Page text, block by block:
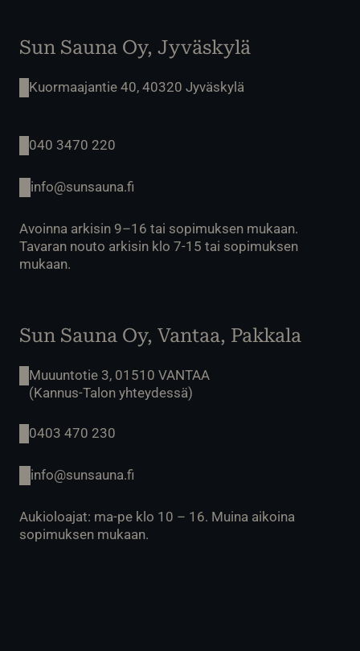
Sun Sauna Oy, Jyväskylä
Kuormaajantie 40, 40320 Jyväskylä
040 3470 220
info@sunsauna.fi
Avoinna arkisin 9–16 tai sopimuksen mukaan.
Tavaran nouto arkisin klo 7-15 tai sopimuksen
mukaan.
Sun Sauna Oy, Vantaa, Pakkala
Muuuntotie 3, 01510 VANTAA
(Kannus-Talon yhteydessä)
0403 470 230
info@sunsauna.fi
Aukioloajat: ma-pe klo 10 – 16. Muina aikoina
sopimuksen mukaan.